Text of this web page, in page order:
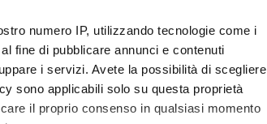
numero IP, utilizzando tecnologie come i
fine di pubblicare annunci e contenuti
i servizi. Avete la possibilità di scegliere
sono applicabili solo su questa proprietà
il proprio consenso in qualsiasi momento